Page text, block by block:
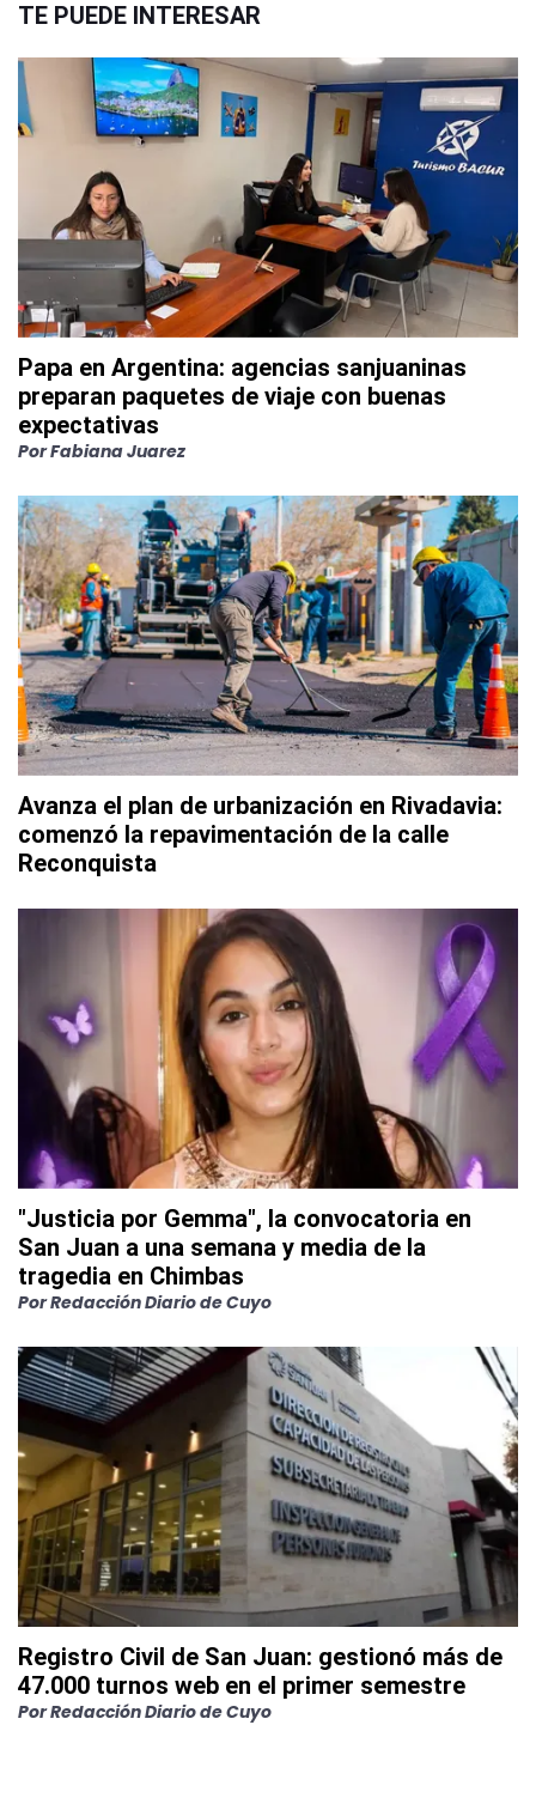
TE PUEDE INTERESAR
Papa en Argentina: agencias sanjuaninas
preparan paquetes de viaje con buenas
expectativas
PorFabiana Juarez
Avanza el plan de urbanización en Rivadavia:
comenzó la repavimentación de la calle
Reconquista
"Justicia por Gemma", la convocatoria en
San Juan a una semana y media de la
tragedia en Chimbas
PorRedacción Diario de Cuyo
Registro Civil de San Juan: gestionó más de
47.000 turnos web en el primer semestre
PorRedacción Diario de Cuyo